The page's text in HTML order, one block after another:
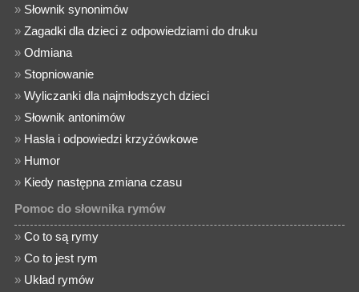
» Słownik synonimów
»Zagadki dla dzieci z odpowiedziami do druku
»Odmiana
» Stopniowanie
»Wyliczanki dla najmłodszych dzieci
» Słownik antonimów
» Hasła i odpowiedzi krzyżówkowe
» Humor
» Kiedy następna zmiana czasu
Pomoc do słownika rymów
»Co to są rymy
»Co to jest rym
» Układ rymów